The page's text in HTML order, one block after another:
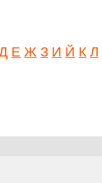
Е Ж З И Й К Л